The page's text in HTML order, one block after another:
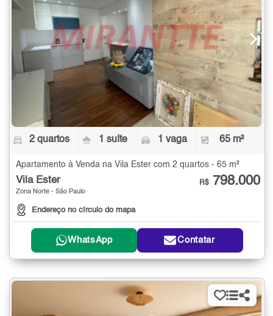
2 quartos 1 suíte 1 vaga 65 m²
Apartamento à Venda na Vila Ester com 2 quartos - 65 m²
Vila Ester
Zona Norte - São Paulo
Endereço no círculo do mapa
R$ 798.000
WhatsApp Contatar